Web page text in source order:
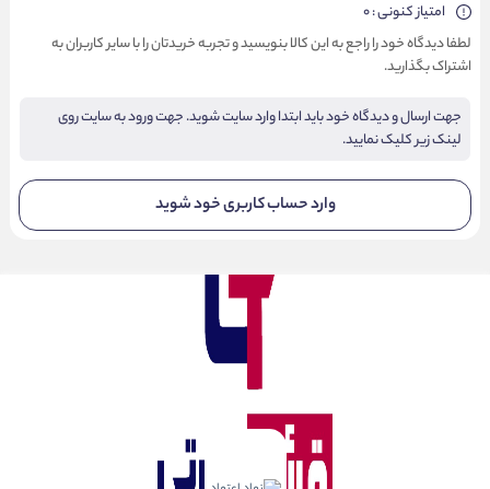
امتیاز کنونی : 0
لطفا دیدگاه خود را راجع به این کالا بنویسید و تجربه خریدتان را با سایر کاربران به
اشتراک بگذارید.
جهت ارسال و دیدگاه خود باید ابتدا وارد سایت شوید. جهت ورود به سایت روی
لینک زیر کلیک نمایید.
وارد حساب کاربری خود شوید